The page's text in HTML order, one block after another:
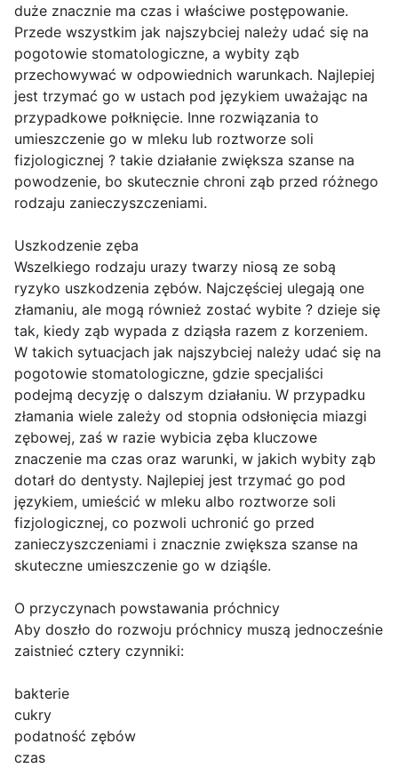
duże znacznie ma czas i właściwe postępowanie.
Przede wszystkim jak najszybciej należy udać się na
pogotowie stomatologiczne, a wybity ząb
przechowywać w odpowiednich warunkach. Najlepiej
jest trzymać go w ustach pod językiem uważając na
przypadkowe połknięcie. Inne rozwiązania to
umieszczenie go w mleku lub roztworze soli
fizjologicznej ? takie działanie zwiększa szanse na
powodzenie, bo skutecznie chroni ząb przed różnego
rodzaju zanieczyszczeniami.
Uszkodzenie zęba
Wszelkiego rodzaju urazy twarzy niosą ze sobą
ryzyko uszkodzenia zębów. Najczęściej ulegają one
złamaniu, ale mogą również zostać wybite ? dzieje się
tak, kiedy ząb wypada z dziąsła razem z korzeniem.
W takich sytuacjach jak najszybciej należy udać się na
pogotowie stomatologiczne, gdzie specjaliści
podejmą decyzję o dalszym działaniu. W przypadku
złamania wiele zależy od stopnia odsłonięcia miazgi
zębowej, zaś w razie wybicia zęba kluczowe
znaczenie ma czas oraz warunki, w jakich wybity ząb
dotarł do dentysty. Najlepiej jest trzymać go pod
językiem, umieścić w mleku albo roztworze soli
fizjologicznej, co pozwoli uchronić go przed
zanieczyszczeniami i znacznie zwiększa szanse na
skuteczne umieszczenie go w dziąśle.
O przyczynach powstawania próchnicy
Aby doszło do rozwoju próchnicy muszą jednocześnie
zaistnieć cztery czynniki:
bakterie
cukry
podatność zębów
czas